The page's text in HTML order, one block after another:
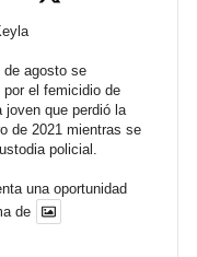
agosto se
el femicidio de
que perdió la
de 2021 mientras se
policial.
una oportunidad
de